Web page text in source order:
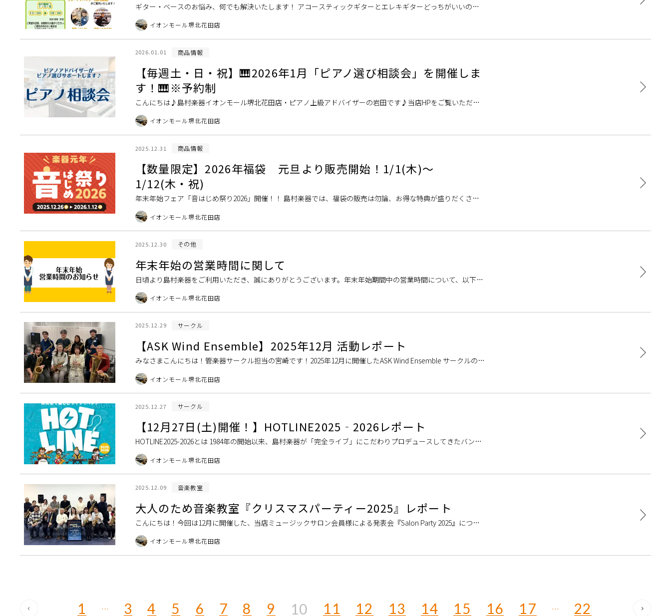
ギター・ベースのお悩み、何でも解決いたします！ アコースティックギターとエレキギターどっちがいいのか
悩んでいる・・・メーカー・種類ごとの音色、弾き心地の違いが知りたい・・・防音対策ってどんなものがあ
る・・・？種類がありす […]
イオンモール堺北花田店
2026.01.01 商品情報
【毎週土・日・祝】🎹2026年1月「ピアノ選び相談会」を開催しま
す！🎹※予約制
こんにちは♪島村楽器イオンモール堺北花田店・ピアノ上級アドバイザーの岩田です♪当店HPをご覧いただき
誠にありがとうございます。 ピアノ選びでお悩みのお客様、必見です！！お子様がピアノのレッスンを始めて
ピアノが必要になった […]
イオンモール堺北花田店
2025.12.31 商品情報
【数量限定】2026年福袋 元旦より販売開始！1/1(木)～
1/12(木・祝)
年末年始フェア「音はじめ祭り2026」開催！！ 島村楽器では、福袋の販売は勿論、お得な特典が盛りだくさ
ん！！このお得な機会に、憧れの楽器を始めてみませんか？ 【音神様の福来る～】福袋の紹介！ アコースティ
ックギター エレ […]
イオンモール堺北花田店
2025.12.30 その他
年末年始の営業時間に関して
日頃より島村楽器をご利用いただき、誠にありがとうございます。年末年始期間中の営業時間について、以下の
通りお知らせいたします。 ・12/31(水) 10:00～20:00・1/1(木) 9:00～21:00・1/2(金) […]
イオンモール堺北花田店
2025.12.29 サークル
【ASK Wind Ensemble】2025年12月 活動レポート
みなさまこんにちは！管楽器サークル担当の宮崎です！2025年12月に開催したASK Wind Ensemble サークルの様
子をお届けいたします♪ 12月29日(月)の様子 今月は、7名の参加者の皆さんと、1月の『HOT […]
イオンモール堺北花田店
2025.12.27 サークル
【12月27日(土)開催！】HOTLINE2025‐2026レポート
HOTLINE2025-2026とは 1984年の開始以来、島村楽器が「完全ライブ」にこだわりプロデュースしてきたバンド
コンテスト『HOTLINE』が形を変えてついに復活！！「仲間と一緒に気軽に演奏を楽しみたい」「音楽を […]
イオンモール堺北花田店
2025.12.09 音楽教室
大人のため音楽教室『クリスマスパーティー2025』レポート
こんにちは！今回は12月に開催した、当店ミュージックサロン会員様による発表会『Salon Party 2025』につい
てレポートいたします♪ 『クリスマスパーティー2025』を開催しました！ 島村楽器イオンモール堺北花田 […]
イオンモール堺北花田店
1 … 3 4 5 6 7 8 9 10 11 12 13 14 15 16 17 … 22